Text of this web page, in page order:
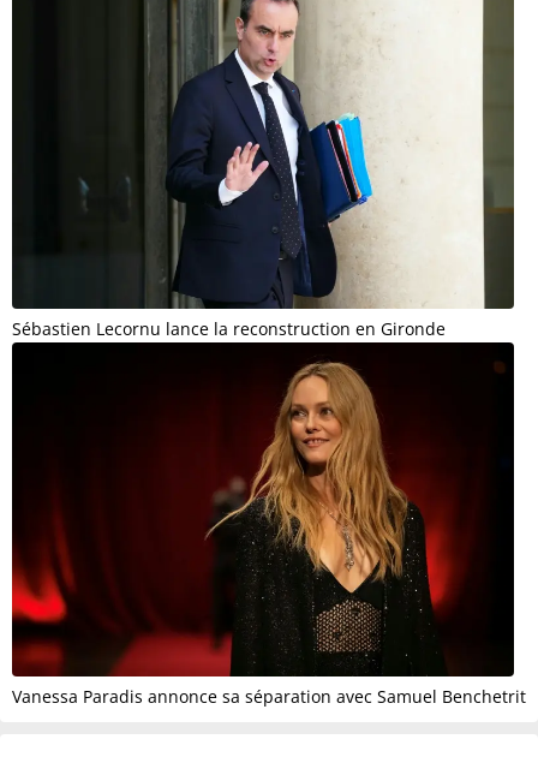
Sébastien Lecornu lance la reconstruction en Gironde
Vanessa Paradis annonce sa séparation avec Samuel Benchetrit